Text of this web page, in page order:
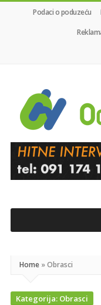
Podaci o poduzeću
Odvodnja
Hvar
d.o.o.
Home »Obrasci
Kategorija: Obrasci